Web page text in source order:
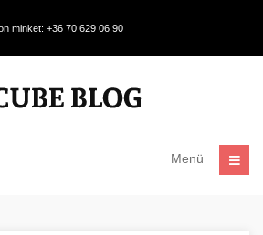
minket: +36 70 629 06 90
Menü